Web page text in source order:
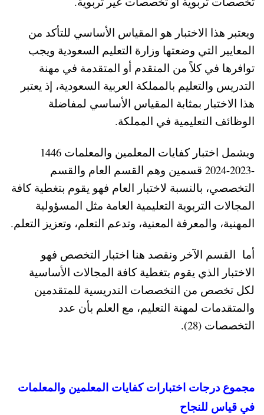
ويعتبر هذا الاختبار هو المقياس الأساسي للتأكد من
المعايير التي وضعتها وزارة التعليم السعودية ويجب
توافرها في كلاً من المتقدم أو المتقدمة في مهنة
التدريس والتعليم بالمملكة العربية السعودية، إذ يعتبر
هذا الاختبار بمثابة المقياس الأساسي لمفاضلة
الوظائف التعليمية في المملكة.
ويشمل اختبار كفايات المعلمين والمعلمات 1446
-2023-2024 قسمين وهم القسم العام والقسم
التخصصي، بالنسبة لاختبار العام فهو يقوم بتغطية كافة
المجالات التربوية التعليمية العامة مثل المسؤولية
المهنية، والمعرفة المعنية، وتدعم التعلم، وتعزيز التعلم.
أما القسم الآخر ونقصد هنا اختبار التخصص فهو
الاختبار الذي يقوم بتغطية كافة المجالات الأساسية
لكل تخصص من التخصصات التدريسية للمتقدمين
والمتقدمات لمهنة التعليم، مع العلم بأن عدد
التخصصات (28).
مجموع درجات اختبارات كفايات المعلمين والمعلمات
في قياس للنجاح